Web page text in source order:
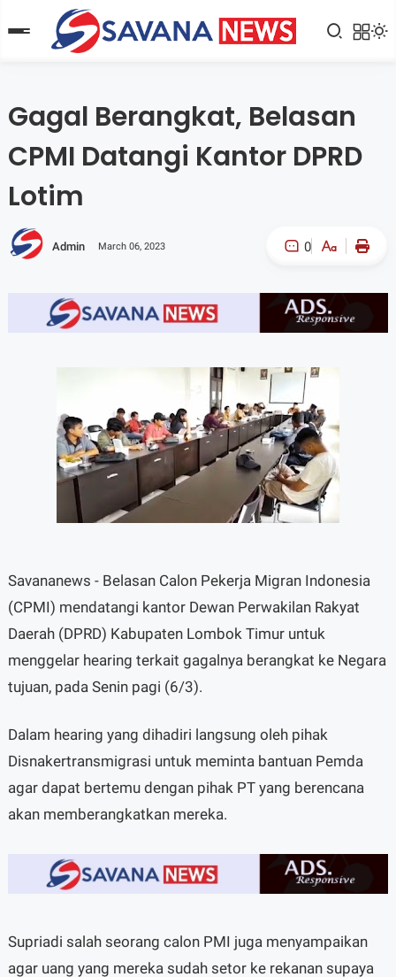
Gagal Berangkat, Belasan
CPMI Datangi Kantor DPRD
Lotim
Admin March 06, 2023 0
A- A+
Savananews - Belasan Calon Pekerja Migran Indonesia
(CPMI) mendatangi kantor Dewan Perwakilan Rakyat
Daerah (DPRD) Kabupaten Lombok Timur untuk
menggelar hearing terkait gagalnya berangkat ke Negara
tujuan, pada Senin pagi (6/3).
Dalam hearing yang dihadiri langsung oleh pihak
Disnakertransmigrasi untuk meminta bantuan Pemda
agar dapat bertemu dengan pihak PT yang berencana
akan memberangkatkan mereka.
Supriadi salah seorang calon PMI juga menyampaikan
agar uang yang mereka sudah setor ke rekanan supaya